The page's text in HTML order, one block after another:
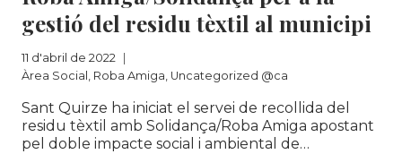
gestió del residu tèxtil al municipi
11 d'abril de 2022
Àrea Social
Roba Amiga Uncategorized @ca
Sant Quirze ha iniciat el servei de recollida del
residu tèxtil amb Solidança/Roba Amiga apostant
pel doble impacte social i ambiental de…